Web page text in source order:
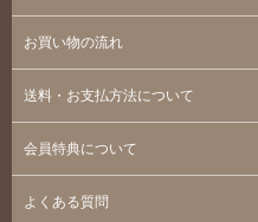
お買い物の流れ
送料・お支払方法について
会員特典について
よくある質問